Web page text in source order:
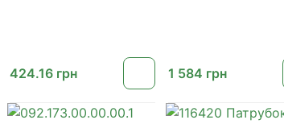
424.16 грн 1 584 грн